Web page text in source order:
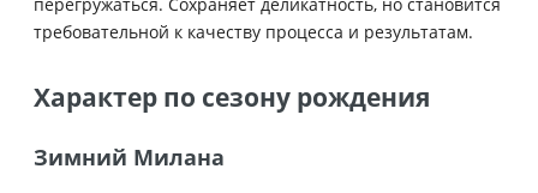
требовательной к качеству процесса и результатам.
Характер по сезону рождения
Зимний Милана